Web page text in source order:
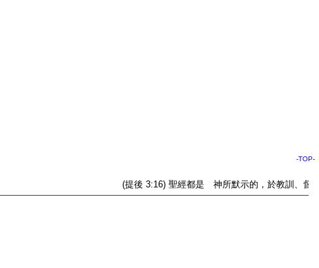
-TOP-